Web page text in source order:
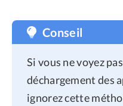
Conseil
Si vous ne voyez
déchargement des
ignorez cette